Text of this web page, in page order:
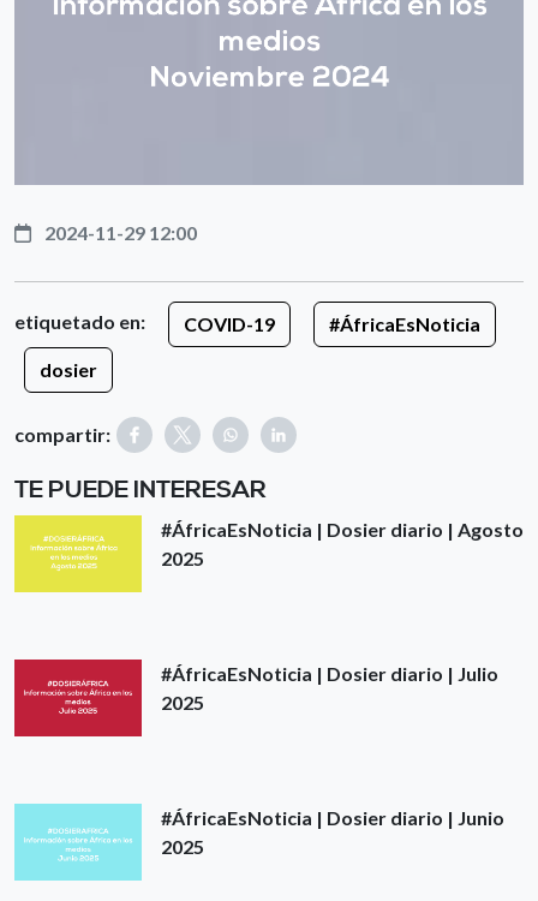
2024-11-29 12:00
etiquetado en: COVID-19
#ÁfricaEsNoticia
dosier
compartir:
TE PUEDE INTERESAR
#ÁfricaEsNoticia | Dosier diario | Agosto
2025
#ÁfricaEsNoticia | Dosier diario | Julio
2025
#ÁfricaEsNoticia | Dosier diario | Junio
2025